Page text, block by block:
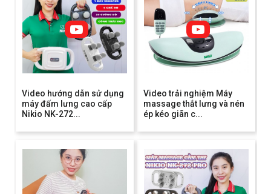
Video hướng dẫn sử dụng
máy đấm lưng cao cấp
Nikio NK-272...
Video trải nghiệm Máy
massage thắt lưng và nén
ép kéo giãn c...